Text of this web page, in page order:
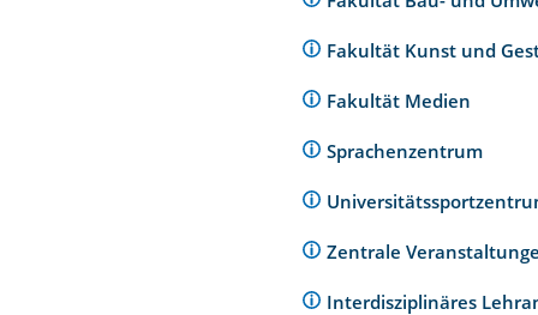
Fakultät Kunst und
Fakultät Medien
Sprachenzentrum
Zentrale
Interdisziplinäres